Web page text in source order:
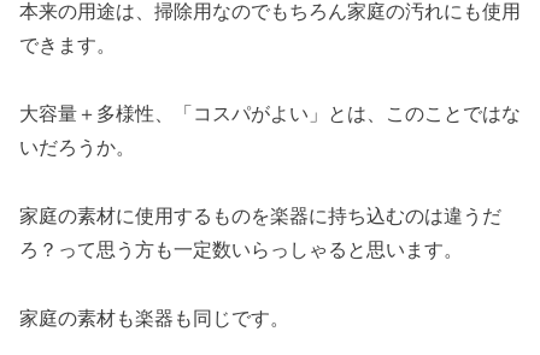
本来の用途は、掃除用なのでもちろん家庭の汚れにも使用
できます。
大容量＋多様性、「コスパがよい」とは、このことではな
いだろうか。
家庭の素材に使用するものを楽器に持ち込むのは違うだ
ろ？って思う方も一定数いらっしゃると思います。
家庭の素材も楽器も同じです。